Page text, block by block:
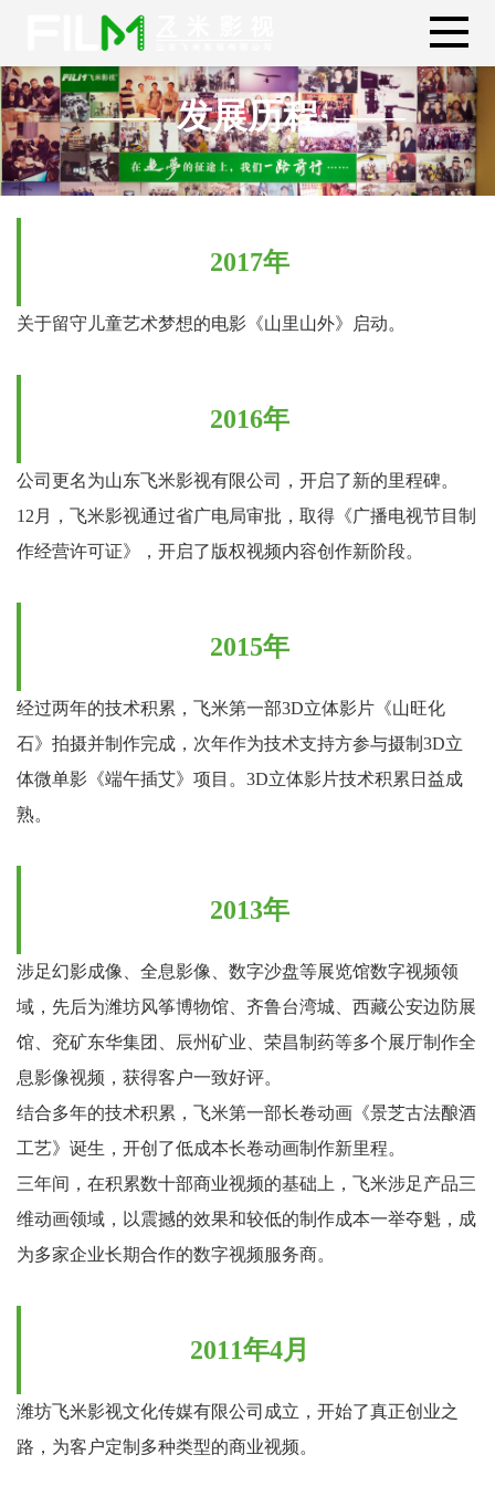
发展历程
2017年
关于留守儿童艺术梦想的电影《山里山外》启动。
2016年
公司更名为山东飞米影视有限公司，开启了新的里程碑。
12月，飞米影视通过省广电局审批，取得《广播电视节目制
作经营许可证》，开启了版权视频内容创作新阶段。
2015年
经过两年的技术积累，飞米第一部3D立体影片《山旺化
石》拍摄并制作完成，次年作为技术支持方参与摄制3D立
体微单影《端午插艾》项目。3D立体影片技术积累日益成
熟。
2013年
涉足幻影成像、全息影像、数字沙盘等展览馆数字视频领
域，先后为潍坊风筝博物馆、齐鲁台湾城、西藏公安边防展
馆、兖矿东华集团、辰州矿业、荣昌制药等多个展厅制作全
息影像视频，获得客户一致好评。
结合多年的技术积累，飞米第一部长卷动画《景芝古法酿酒
工艺》诞生，开创了低成本长卷动画制作新里程。
三年间，在积累数十部商业视频的基础上，飞米涉足产品三
维动画领域，以震撼的效果和较低的制作成本一举夺魁，成
为多家企业长期合作的数字视频服务商。
2011年4月
潍坊飞米影视文化传媒有限公司成立，开始了真正创业之
路，为客户定制多种类型的商业视频。